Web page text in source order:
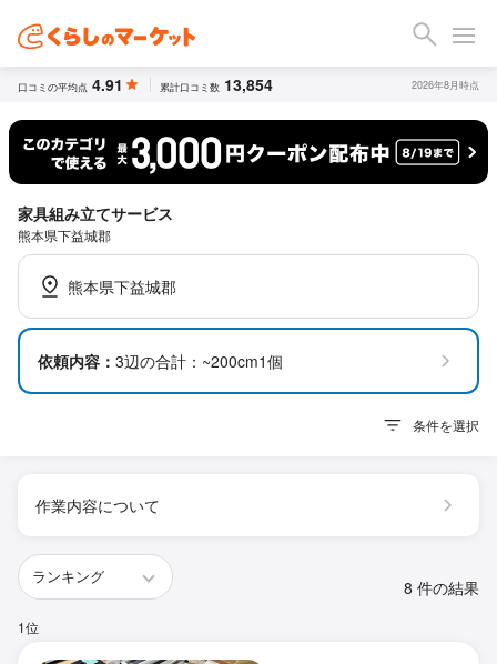
口コミの平均点 4.91 累計口コミ数 13,854 2026年8月時点
家具組み立てサービス
熊本県下益城郡
熊本県下益城郡
依頼内容： 3辺の合計：~200cm1個
条件を選択
作業内容について
8 件の結果
1位